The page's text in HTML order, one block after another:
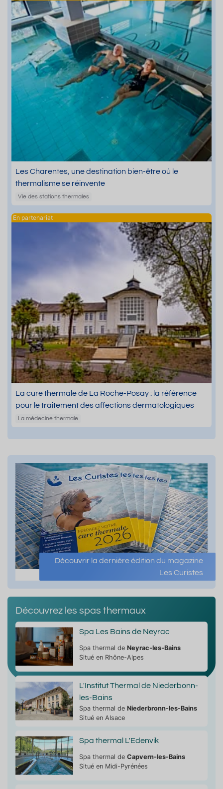
Les Charentes, une destination bien-être où le
thermalisme se réinvente
Vie des stations thermales
La cure thermale de La Roche-Posay : la référence
pour le traitement des affections dermatologiques
La médecine thermale
Découvrir la dernière édition du magazine
Les Curistes
Découvrez les spas thermaux
Spa Les Bains de Neyrac
Spa thermal de Neyrac-les-Bains
Situé en Rhône-Alpes
L'Institut Thermal de Niederbonn-
les-Bains
Spa thermal de Niederbronn-les-Bains
Situé en Alsace
Spa thermal L'Edenvik
Spa thermal de Capvern-les-Bains
Situé en Midi-Pyrénées